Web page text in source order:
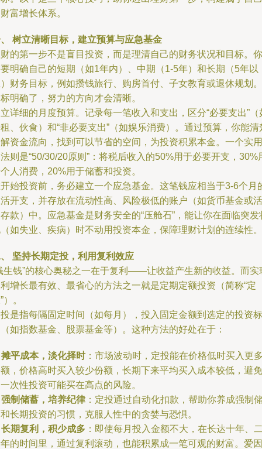
富增长体系。
树立清晰目标，建立预算与应急基金
的第一步不是盲目投资，而是理清自己的财务状况和目标。你
明确自己的短期（如1年内）、中期（1-5年）和长期（5年以
财务目标，例如攒钱旅行、购房首付、子女教育或退休规划。
明确了，努力的方向才会清晰。
详细的月度预算。记录每一笔收入和支出，区分“必要支出”（
、伙食）和“非必要支出”（如娱乐消费）。通过预算，你能清
资金流向，找到可以节省的空间，为投资积累本金。一个实用
则是“50/30/20原则”：将税后收入的50%用于必要开支，30%
人消费，20%用于储蓄和投资。
始投资前，务必建立一个应急基金。这笔钱应相当于3-6个月
开支，并存放在流动性高、风险极低的账户（如货币基金或活
款）中。应急基金是财务安全的“压舱石”，能让你在面临突发
如失业、疾病）时不动用投资本金，保障理财计划的连续性。
坚持长期定投，利用复利效应
生钱”的核心奥秘之一在于复利——让收益产生新的收益。而实
增长最有效、最省心的方法之一就是定期定额投资（简称“定
）。
是指每隔固定时间（如每月），投入固定金额到选定的投资标
如指数基金、股票基金等）。这种方法的好处在于：
摊平成本，淡化择时：市场波动时，定投能在价格低时买入更
，价格高时买入较少份额，长期下来平均买入成本较低，避免
次性投资可能买在高点的风险。
强制储蓄，培养纪律：定投通过自动化扣款，帮助你养成强制
长期投资的习惯，克服人性中的贪婪与恐惧。
长期复利，积少成多 ：即使每月投入金额不大，在长达十年、
的时间里，通过复利滚动，也能积累成一笔可观的财富。爱因